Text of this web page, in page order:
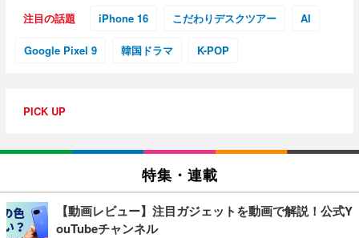
注目の話題 iPhone 16 こだわりデスクツアー AI
Google Pixel 9 韓国ドラマ K-POP
PICK UP
特集・連載
【動画レビュー】注目ガジェットを動画で解説！公式Y
ouTubeチャンネル